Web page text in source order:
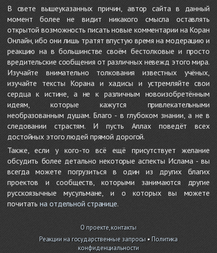
В свете вышеуказанных причин, автор сайта в данный
момент более не видит никакого смысла оставлять
открытой возможность писать новые комментарии на Коран
Онлайн, ибо они лишь тратят впустую время на модерацию и
реакцию на в большинстве своём бестолковые и просто
вредительские сообщения от различных невежд этого мира.
Изучайте внимательно толкования известных учёных,
изучайте тексты Корана и хадисы и устремляйте свои
сердца к истине, а не к различным новоизобретённым
идеям, которые кажутся привлекательными
необразованным душам. Благо - в глубоком знании, а не в
следовании страстям. И пусть Аллах поведёт всех
достойных этого людей прямой дорогой.
Также, если у кого-то всё ещё присутствует желание
обсудить более детально некоторые аспекты Ислама - вы
всегда можете погрузиться в один из других благих
проектов и сообществ, которыми занимаются другие
русскоязычные мусульмане, и о которых вы можете
почитатьна отдельной странице.
О проекте, контакты
Реакции на государственные запросы •Политика
конфиденциальности